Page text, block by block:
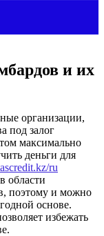
и их
организации,
под залог
максимально
деньги для
ru
области
поэтому и можно
основе.
избежать